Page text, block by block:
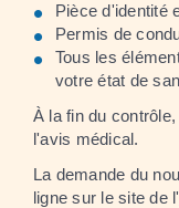
Pièce d'identité
Permis de
Tous les
votre état de
À la fin du
l'avis médical.
La demande du
ligne sur le site de l'